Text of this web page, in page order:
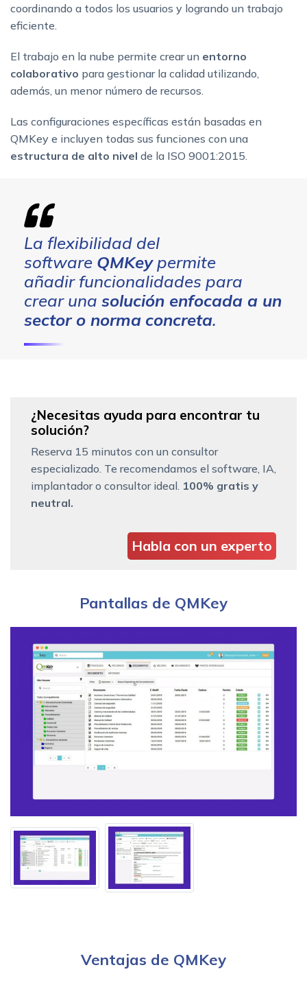
coordinando a todos los usuarios y logrando un trabajo
eficiente.
El trabajo en la nube permite crear un entorno
colaborativo para gestionar la calidad utilizando,
además, un menor número de recursos.
Las configuraciones específicas están basadas en
QMKey e incluyen todas sus funciones con una
estructura de alto nivel de la ISO 9001:2015.
La flexibilidad del
software QMKeypermite
añadir funcionalidades para
crear una solución enfocada a un
sector o norma concreta.
¿Necesitas ayuda para encontrar tu
solución?
Reserva 15 minutos con un consultor
especializado. Te recomendamos el software, IA,
implantador o consultor ideal. 100% gratis y
neutral.
Habla con un experto
Pantallas de QMKey
Ventajas de QMKey